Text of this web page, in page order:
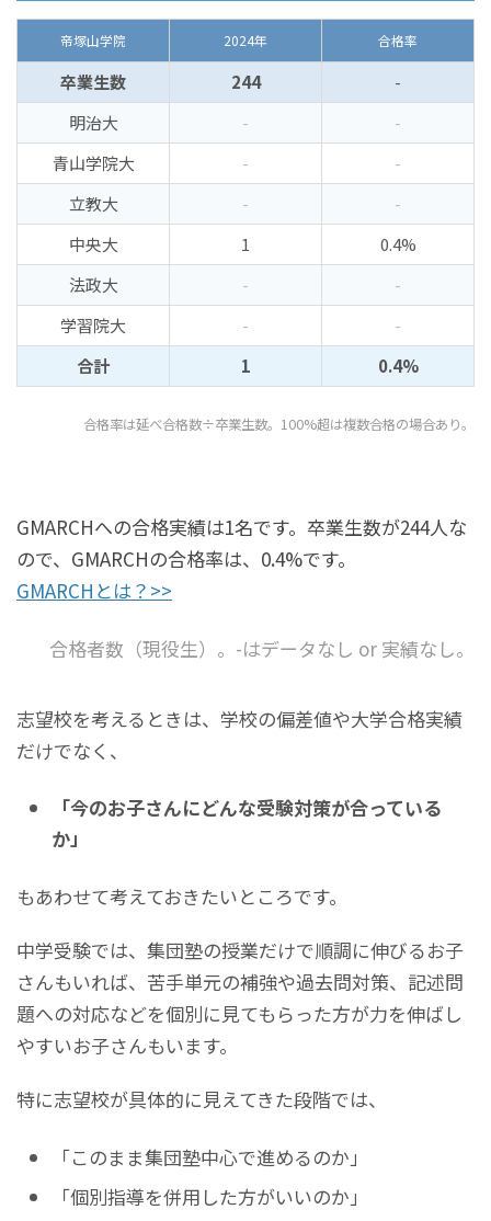
帝塚山学院 2024年 合格率
卒業生数 244
-
明治大
-
-
青山学院大
-
-
立教大
-
-
中央大
1
0.4%
法政大
-
-
学習院大
-
-
合計
1 0.4%
合格率は延べ合格数÷卒業生数。100%超は複数合格の場合あり。
GMARCHへの合格実績は1名です。卒業生数が244人な
ので、GMARCHの合格率は、0.4%です。
GMARCHとは？>>
合格者数（現役生）。-はデータなし or 実績なし。
志望校を考えるときは、学校の偏差値や大学合格実績
だけでなく、
「今のお子さんにどんな受験対策が合っている
か」
もあわせて考えておきたいところです。
中学受験では、集団塾の授業だけで順調に伸びるお子
さんもいれば、苦手単元の補強や過去問対策、記述問
題への対応などを個別に見てもらった方が力を伸ばし
やすいお子さんもいます。
特に志望校が具体的に見えてきた段階では、
「このまま集団塾中心で進めるのか」
「個別指導を併用した方がいいのか」